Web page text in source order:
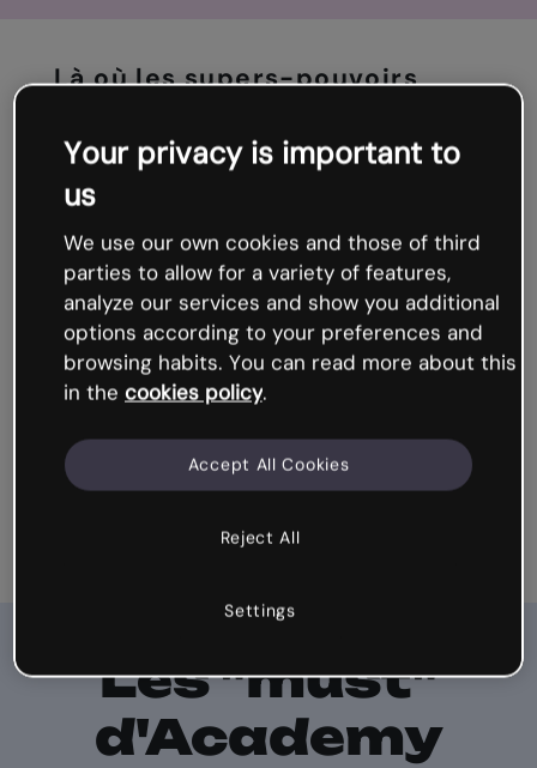
Là où les supers-pouvoirs
Apprenez sans vous lasser. Des astuces, des
micros-cours, des formations ... Tout ce dont
contenu inspirant et complétement WOW,
simplement, rapidement et intuitivement (même
si le design n'est pas votre spécialité).
Les "must"
d'Academy
Your privacy is important to
us
We use our own cookies and those of third
parties to allow for a variety of features,
analyze our services and show you additional
options according to your preferences and
browsing habits. You can read more about this
in the cookies policy.
Reject All
Accept All Cookies
Settings